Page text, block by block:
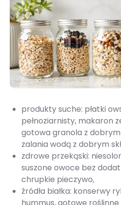
produkty suche: płatki
pełnoziarnisty, makaron
gotowa granola z dobrym
zalania wodą z dobrym
zdrowe przekąski:
suszone owoce bez
chrupkie pieczywo,
źródła białka: konserwy